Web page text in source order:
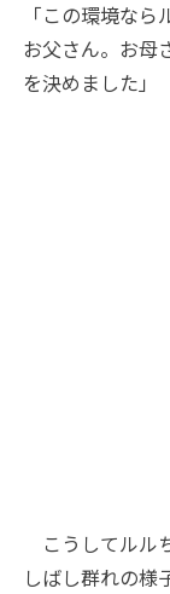
「この環境な
お父さん。お母
を決めました」
こうしてルル
しばし群れの様